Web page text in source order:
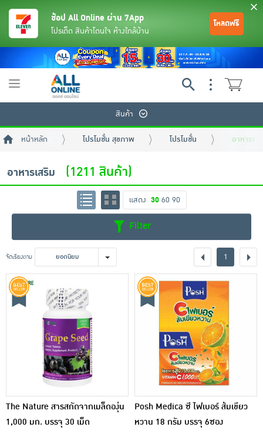
เครื่องดื่มและผงชงดื่ม
เครื่องปรุงรสและของแห้ง
ขนมขบเคี้ยว และช็อคโกแลต
อาหารสด ผัก ผลไม้และเบเกอรี่
พระเครื่อง test pop
ช้อป All Online ผ่าน 7App
โปรเด็ด สินค้าโดนใจ ห้างใกล้บ้าน
โหลดฟรี
Toggle
สินค้า
หน้าหลัก โปรโมชั่น สุขภาพ โปรโมชั่น อาหารเส
อาหารเสริม (1211 สินค้า)
แสดง 30 60 90
Filter
จัดเรียงตาม ยอดนิยม 1
The Nature สารสกัดจากเมล็ดองุ่น
1,000 มก. บรรจุ 30 เม็ด
Posh Medica ซี ไฟเบอร์ ส้มเขียว
หวาน 18 กรัม บรรจุ 6ซอง